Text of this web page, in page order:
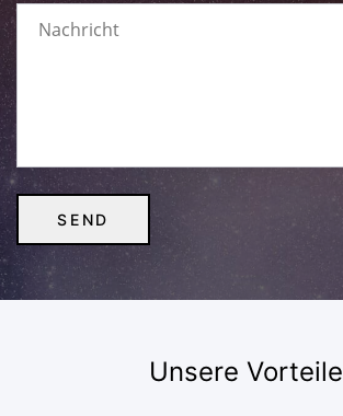
Unsere Vorteile